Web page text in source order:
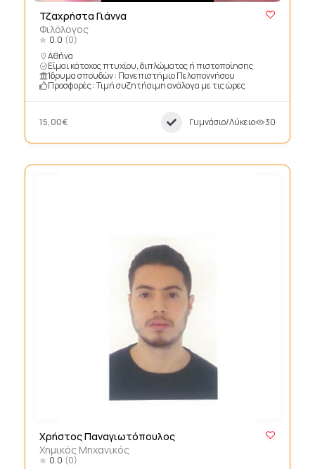
Τζαχρήστα Γιάννα
Φιλόλογος
0.0 (0)
Αθήνα
Είμαι κάτοχος πτυχίου, διπλώματος ή πιστοποίησης
Ίδρυμα σπουδών : Πανεπιστήμιο Πελοποννήσου
Προσφορές : Τιμή συζητήσιμη ανάλογα με τις ώρες
15,00€ Γυμνάσιο/Λύκειο 30
Χρήστος Παναγιωτόπουλος
Χημικός Μηχανικός
0.0 (0)